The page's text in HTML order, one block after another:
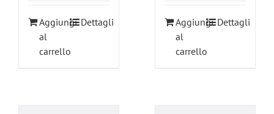
Aggiungi
al
carrello
Dettagli
Aggiungi
al
carrello
Dettagli